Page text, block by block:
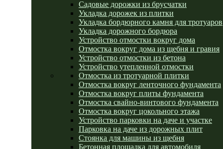
Садовые дорожки из брусчатки
Укладка дорожек из плитки
Укладка бордюрного камня для тротуаров
Укладка дорожного бордюра
Устройство отмостки вокруг дома
Отмостка вокруг дома из щебня и гравия
Устройство отмостки из бетона
Устройство утепленной отмостки
Отмостка из тротуарной плитки
Отмостка вокруг ленточного фундамента
Отмостка вокруг плиты фундамента
Отмостка свайно-винтового фундамента
Отмостка вокруг цокольного этажа
Устройство парковки на даче и участке
Парковка на даче из дорожных плит
Стоянка для машины из щебня
Бетонная площадка для автомобиля